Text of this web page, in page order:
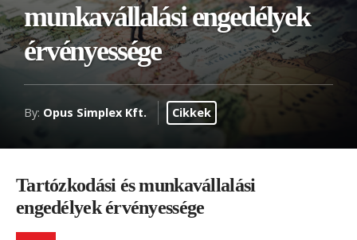
munkavállalási engedélyek
érvényessége
By: Opus Simplex Kft. Cikkek
Tartózkodási és munkavállalási
engedélyek érvényessége